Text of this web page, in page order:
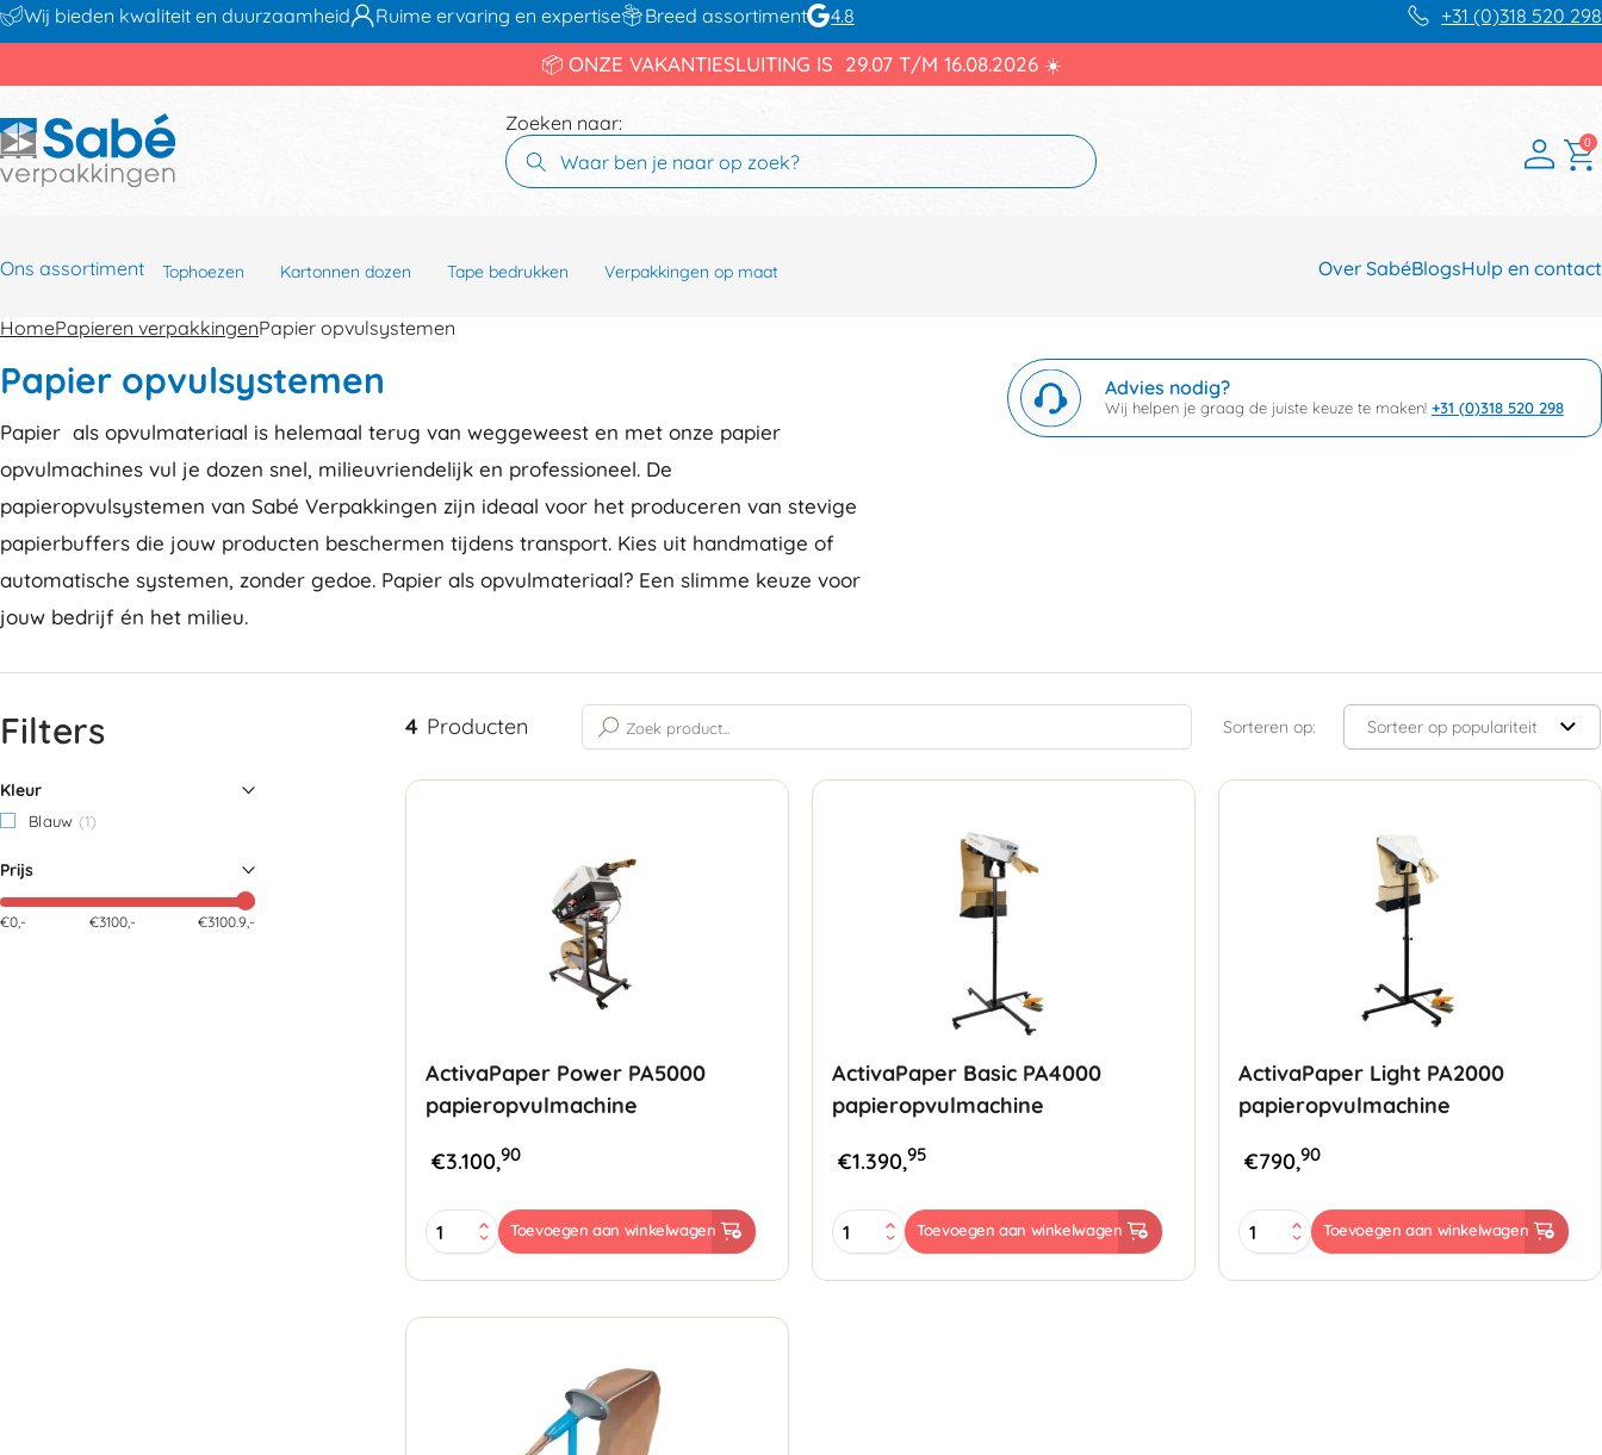
Wij bieden kwaliteit en duurzaamheid Ruime ervaring en expertise Breed assortiment 4.8 +31 (0)318 520 298
📦 ONZE VAKANTIESLUITING IS 29.07 T/M 16.08.2026 ☀️
Zoeken naar:
0
Ons assortiment Over SabéBlogsHulp en contact
Tophoezen Kartonnen dozen Tape bedrukken Verpakkingen op maat
HomePapieren verpakkingenPapier opvulsystemen
Papier opvulsystemen
Papier als opvulmateriaal is helemaal terug van weggeweest en met onze papier
opvulmachines vul je dozen snel, milieuvriendelijk en professioneel. De
papieropvulsystemen van Sabé Verpakkingen zijn ideaal voor het produceren van stevige
papierbuffers die jouw producten beschermen tijdens transport. Kies uit handmatige of
automatische systemen, zonder gedoe. Papier als opvulmateriaal? Een slimme keuze voor
jouw bedrijf én het milieu.
Advies nodig?
Wij helpen je graag de juiste keuze te maken! +31 (0)318 520 298
Filters
Kleur
Blauw (1)
Prijs
€0,- €3100,- €3100.9,-
4 Producten Gesorteerd Sorteren op:
ActivaPaper Power PA5000
papieropvulmachine
€3.100,90
ActivaPaper
Power
papieropvulmachine
aantal
Toevoegen aan winkelwagen
ActivaPaper Basic PA4000
papieropvulmachine
€1.390,95
ActivaPaper
Basic
papieropvulmachine
Toevoegen aan winkelwagen
ActivaPaper Light PA2000
papieropvulmachine
€790,90
ActivaPaper
Light
papieropvulmachine
Toevoegen aan winkelwagen